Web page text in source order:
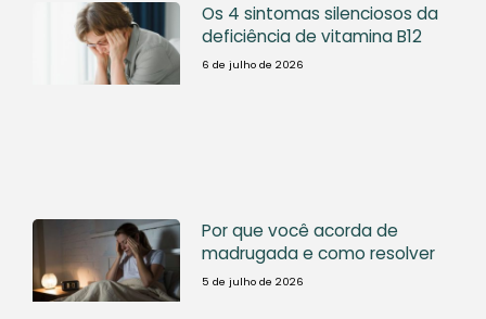
Os 4 sintomas silenciosos da
deficiência de vitamina B12
6 de julho de 2026
Por que você acorda de
madrugada e como resolver
5 de julho de 2026